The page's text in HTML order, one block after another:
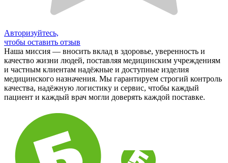
Авторизуйтесь,
чтобы оставить отзыв
Наша миссия — вносить вклад в здоровье, уверенность и
качество жизни людей, поставляя медицинским учреждениям
и частным клиентам надёжные и доступные изделия
медицинского назначения. Мы гарантируем строгий контроль
качества, надёжную логистику и сервис, чтобы каждый
пациент и каждый врач могли доверять каждой поставке.